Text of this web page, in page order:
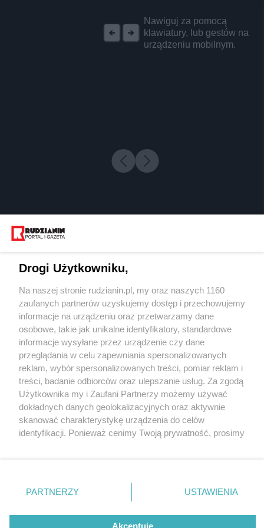
Nawiguj za pomocą
klawiatury, lub gestów na
urządzeniu mobilnym.
2 / 0
Wydawca mediów
Nie zapomnij
zapoznać się z:
polityką prywatności regulamin korzystania z portali
Twojemiasto
Piekary Śląskie
Chorzów
Tarnowskie Góry
Gliwice
Skontakuj sięz nami
Kontakt
Wydawca
Redakcja
Drogi Użytkowniku,
Na naszej stronie rudzianin.pl, my oraz naszych 1160
zaufanych partnerów uzyskujemy dostęp i przechowujemy
informacje na urządzeniu oraz przetwarzamy dane
osobowe, takie jak unikalne identyfikatory, standardowe
informacje wysyłane przez urządzenie czy dane
przeglądania w celu zapewniania spersonalizowanych
reklam, wybór spersonalizowanych treści, pomiar reklam i
treści, badanie odbiorców oraz ulepszanie usług. Za zgodą
Użytkownika my i Zaufani Partnerzy możemy używać
dokładnych danych geolokalizacyjnych oraz aktywnie
skanować charakterystykę urządzenia do celów
identyfikacji. Ponieważ cenimy Twoją prywatność, prosimy
prywatności znajdujący się w lewym dolnym rogu strony
. Niektóre rodzaje przetwarzania danych nie wymagają
zgody użytkownika, ale masz prawo sprzeciwić się
takiemu przetwarzaniu. Preferencje będą miały
PARTNERZY USTAWIENIA
Akceptuję